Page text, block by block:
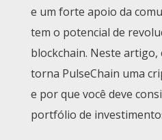
e um forte apoio da
tem o potencial de
blockchain. Neste
torna PulseChain uma
e por que você deve
portfólio de